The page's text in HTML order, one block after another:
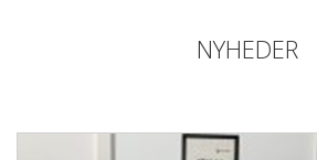
NYHEDER